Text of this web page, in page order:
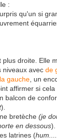
:
qu'un si
plus droite. Elle
niveaux avec de
gauche , un
affirmer si cela
balcon de
).
bretèche (je
en dessous).
latrines (